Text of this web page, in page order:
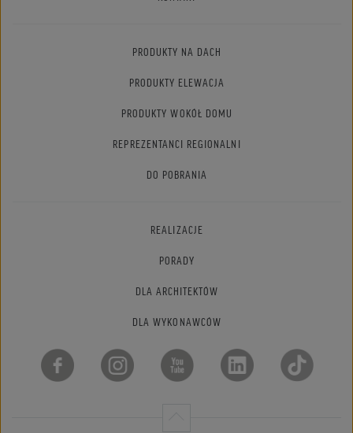
PRODUKTY NA DACH
PRODUKTY ELEWACJA
PRODUKTY WOKÓŁ DOMU
REPREZENTANCI REGIONALNI
DO POBRANIA
REALIZACJE
PORADY
DLA ARCHITEKTÓW
DLA WYKONAWCÓW